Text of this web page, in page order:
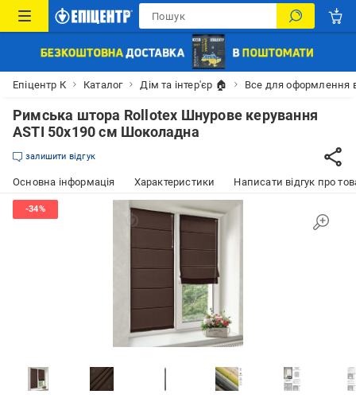
Епіцентр К Каталог Дім та інтер'єр 🏠 Все для оформлення
Римська штора Rollotex Шнурове керування
ASTI 50x190 см Шоколадна
залишити відгук
Основна інформація Характеристики Написати відгук про